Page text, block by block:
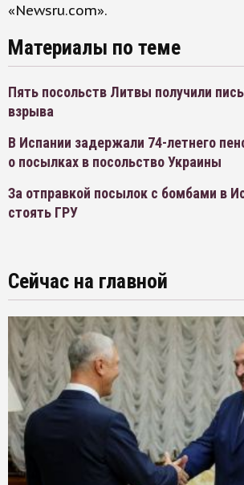
«Newsru.com».
Материалы по теме
Пять посольств Литвы получили
взрыва
В Испании задержали 74-летнего
о посылках в посольство Украины
За отправкой посылок с бомбами в
стоять ГРУ
Сейчас на главной